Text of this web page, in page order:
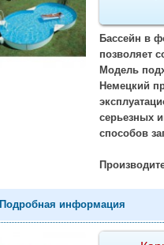
Бассейн в
позволяет
Модель
Немецкий
серьезных
способов
Подробная информация